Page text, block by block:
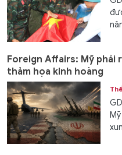
Foreign Affairs: Mỹ phải
thảm họa kinh hoàng